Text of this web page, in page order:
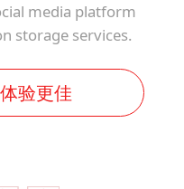
media platform
storage services.
验更佳